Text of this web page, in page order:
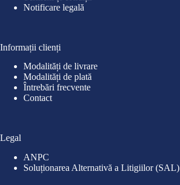
Notificare legală
Informații clienți
Modalități de livrare
Modalități de plată
Întrebări frecvente
Contact
Legal
ANPC
Soluționarea Alternativă a Litigiilor (SAL)